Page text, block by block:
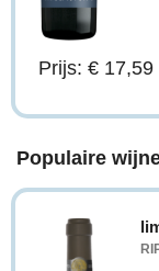
Prijs: € 17,59
Populaire